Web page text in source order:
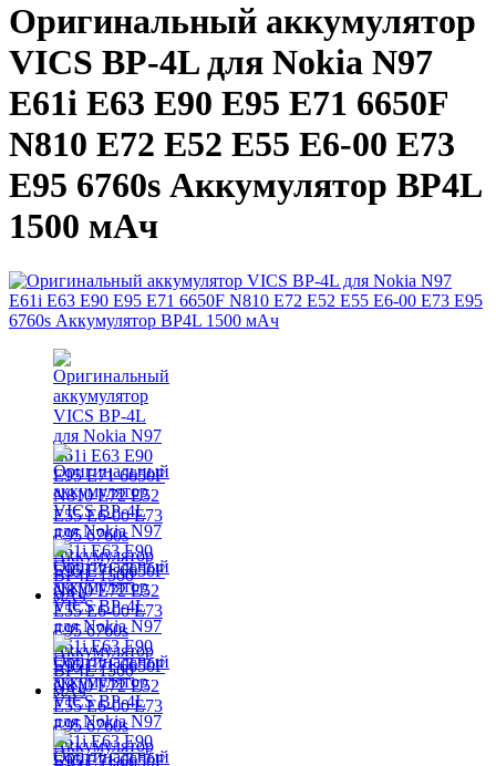
Оригинальный аккумулятор
VICS BP-4L для Nokia N97
E61i E63 E90 E95 E71 6650F
N810 E72 E52 E55 E6-00 E73
E95 6760s Аккумулятор BP4L
1500 мАч